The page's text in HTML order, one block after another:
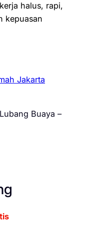
halus, rapi,
kepuasan
Jakarta
Buaya –